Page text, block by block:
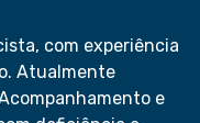
com experiência
Atualmente
e